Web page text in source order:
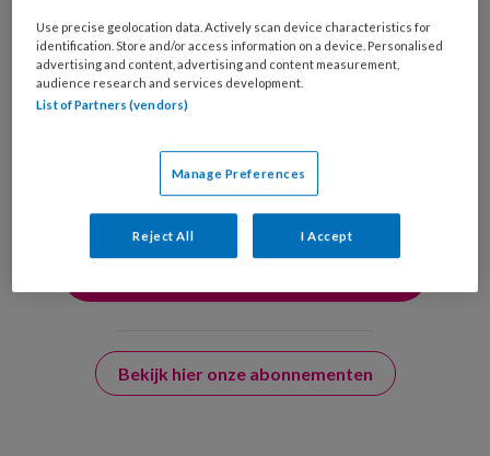
van KinderopvangTotaal en
Springer Media B.V.
?
Bekijk hier onze abonnementen
Use precise geolocation data. Actively scan device characteristics for
identification. Store and/or access information on a device. Personalised
advertising and content, advertising and content measurement,
audience research and services development.
List of Partners (vendors)
Manage Preferences
Reject All I Accept